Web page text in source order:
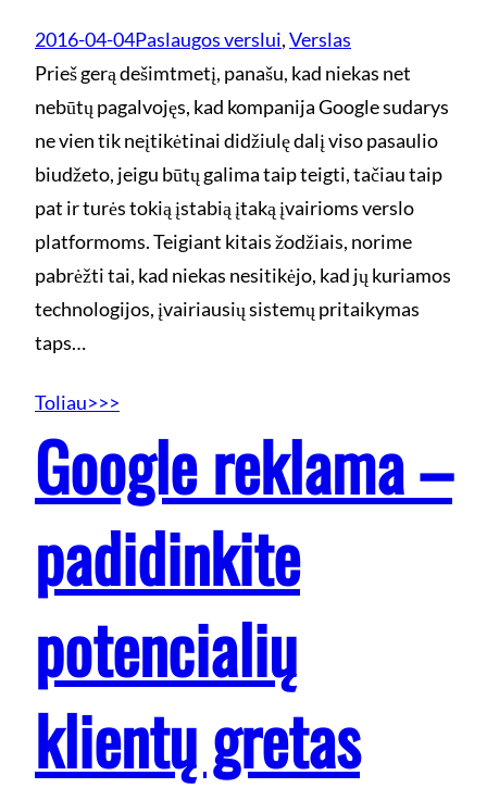
2016-04-04Paslaugos verslui, Verslas
Prieš gerą dešimtmetį, panašu, kad niekas net
nebūtų pagalvojęs, kad kompanija Google sudarys
ne vien tik neįtikėtinai didžiulę dalį viso pasaulio
biudžeto, jeigu būtų galima taip teigti, tačiau taip
pat ir turės tokią įstabią įtaką įvairioms verslo
platformoms. Teigiant kitais žodžiais, norime
pabrėžti tai, kad niekas nesitikėjo, kad jų kuriamos
technologijos, įvairiausių sistemų pritaikymas
taps…
Toliau>>>
Google reklama –
padidinkite
potencialių
klientų gretas